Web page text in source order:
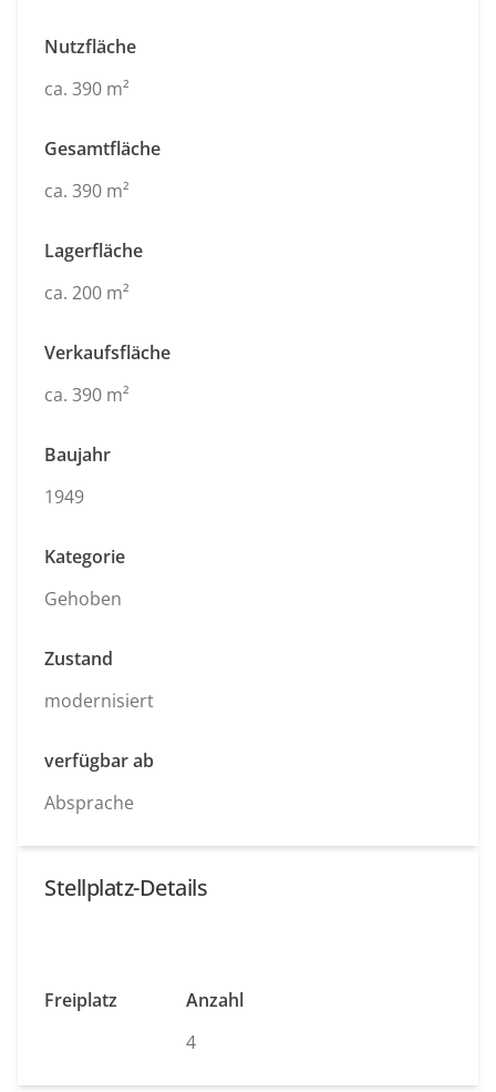
Nutzfläche
ca. 390 m²
Gesamtfläche
ca. 390 m²
Lagerfläche
ca. 200 m²
Verkaufsfläche
ca. 390 m²
Baujahr
1949
Kategorie
Gehoben
Zustand
modernisiert
verfügbar ab
Absprache
Stellplatz-Details
Freiplatz
Anzahl
4